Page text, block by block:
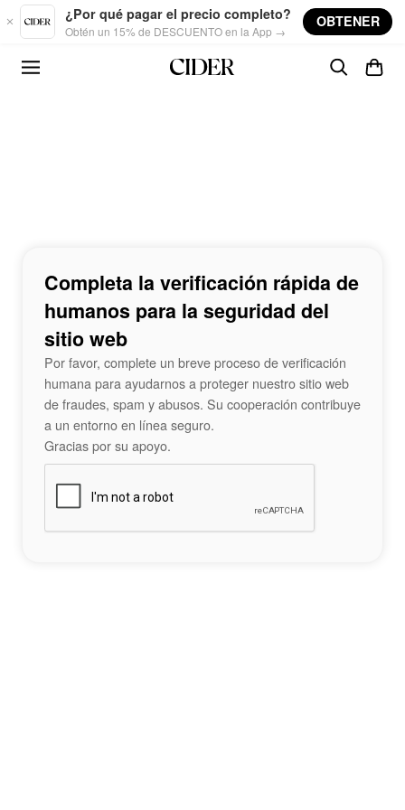
Skip to main content
¿Por qué pagar el precio completo?
Obtén un 15% de DESCUENTO en la App →
OBTENER
Completa la verificación rápida de
humanos para la seguridad del
sitio web
Por favor, complete un breve proceso de verificación
humana para ayudarnos a proteger nuestro sitio web
de fraudes, spam y abusos. Su cooperación contribuye
a un entorno en línea seguro.
Gracias por su apoyo.